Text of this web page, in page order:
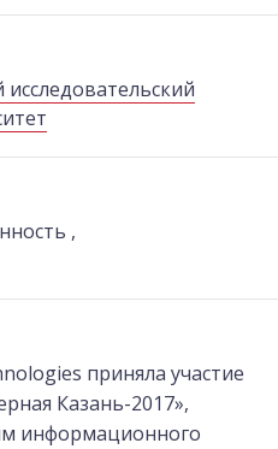
,
приняла участие
Казань-2017»,
информационного